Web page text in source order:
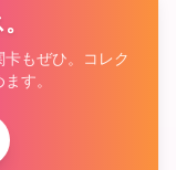
もぜひ。コレク
す。